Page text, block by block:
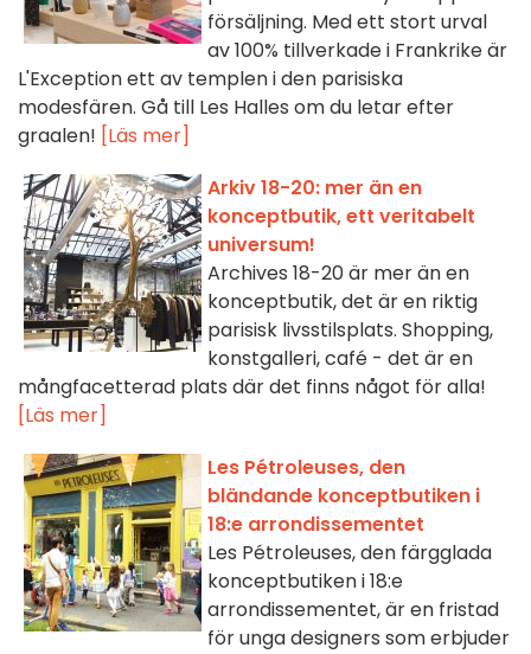
försäljning. Med ett stort urval
av 100% tillverkade i Frankrike är
L'Exception ett av templen i den parisiska
modesfären. Gå till Les Halles om du letar efter
graalen! [Läs mer]
Arkiv 18-20: mer än en
konceptbutik, ett veritabelt
universum!
Archives 18-20 är mer än en
konceptbutik, det är en riktig
parisisk livsstilsplats. Shopping,
konstgalleri, café - det är en
mångfacetterad plats där det finns något för alla!
[Läs mer]
Les Pétroleuses, den
bländande konceptbutiken i
18:e arrondissementet
Les Pétroleuses, den färgglada
konceptbutiken i 18:e
arrondissementet, är en fristad
för unga designers som erbjuder